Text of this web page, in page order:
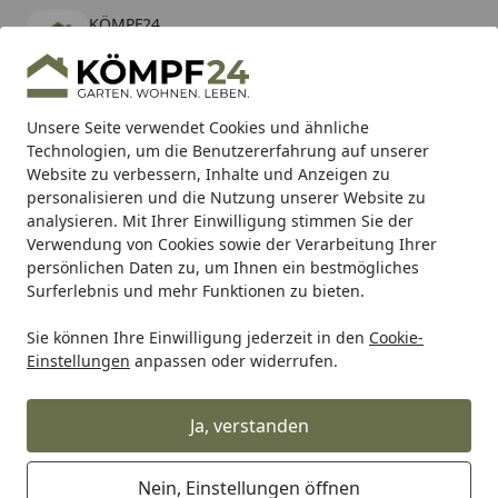
Unsere Seite verwendet Cookies und ähnliche
Technologien, um die Benutzererfahrung auf unserer
Website zu verbessern, Inhalte und Anzeigen zu
personalisieren und die Nutzung unserer Website zu
analysieren. Mit Ihrer Einwilligung stimmen Sie der
Verwendung von Cookies sowie der Verarbeitung Ihrer
persönlichen Daten zu, um Ihnen ein bestmögliches
Surferlebnis und mehr Funktionen zu bieten.
Sie können Ihre Einwilligung jederzeit in den Cookie-
Einstellungen anpassen oder widerrufen.
Ja, verstanden
Nein, Einstellungen öffnen
KÖMPF24
kostenlos - Im App Store
Hotline
Alle Produkte
Mein Konto
Suchen
Karibu Pools inkl. gratis Sandfilteranlage & Pool-
Starterset (Gesamtwert bis 468,99€)
Startseite
SBS Bremsbeläge Scooter SBS Scooterbelag 145MS
SBS Scooterbelag 145MS Maxi Sinter